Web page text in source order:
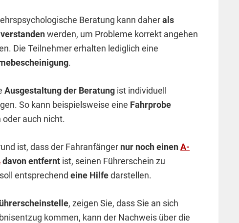
Beratung kann daherals
werden, um Probleme korrekt angehen
Die Teilnehmer erhalten lediglich eine
.
Ausgestaltung der Beratung ist individuell
So kann beispielsweise eine Fahrprobe
oder auch nicht.
ist, dass der Fahranfänger nur noch einenA-
davon entfernt ist, seinen Führerschein zu
entsprechend eine Hilfedarstellen.
, zeigen Sie, dass Sie an sich
kommen, kann der Nachweis über die